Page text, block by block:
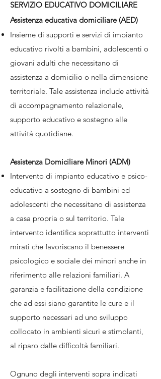
SERVIZIO EDUCATIVO DOMICILIARE
Assistenza educativa domiciliare (AED)
Insieme di supporti e servizi di impianto
educativo rivolti a bambini, adolescenti o
giovani adulti che necessitano di
assistenza a domicilio o nella dimensione
territoriale. Tale assistenza include attività
di accompagnamento relazionale,
supporto educativo e sostegno alle
attività quotidiane.
Assistenza Domiciliare Minori (ADM)
Intervento di impianto educativo e psico-
educativo a sostegno di bambini ed
adolescenti che necessitano di assistenza
a casa propria o sul territorio. Tale
intervento identifica soprattutto interventi
mirati che favoriscano il benessere
psicologico e sociale dei minori anche in
riferimento alle relazioni familiari. A
garanzia e facilitazione della condizione
che ad essi siano garantite le cure e il
supporto necessari ad uno sviluppo
collocato in ambienti sicuri e stimolanti,
al riparo dalle difficoltà familiari.
Ognuno degli interventi sopra indicati